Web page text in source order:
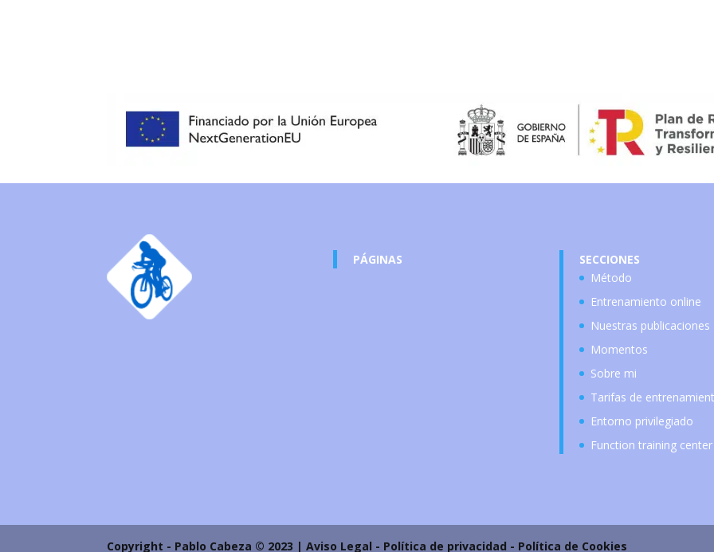
PÁGINAS
SECCIONES
Método
Entrenamiento online
Nuestras publicaciones
Momentos
Sobre mi
Tarifas de
Entorno privilegiado
Function training center
Copyright - Pablo Cabeza © 2023 | Aviso Legal - Política de privacidad - Política de Cookies